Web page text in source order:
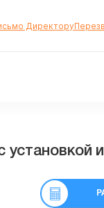
Директору